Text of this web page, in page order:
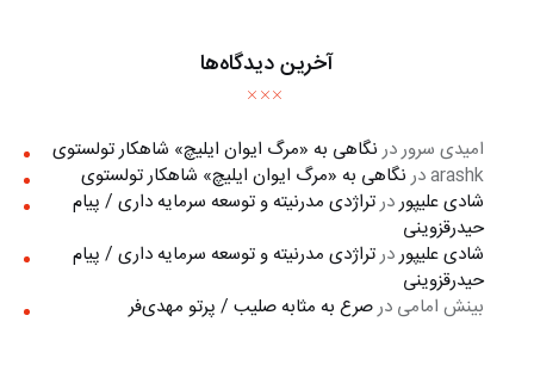
آخرین دیدگاه‌ها
امیدی سروردر نگاهی به «مرگ ايوان ايليچ» شاهکار تولستوی
arashkدر نگاهی به «مرگ ايوان ايليچ» شاهکار تولستوی
شادی علیپوردرتراژدی مدرنیته و توسعه سرمایه داری / پیام
حیدرقزوینی
شادی علیپوردرتراژدی مدرنیته و توسعه سرمایه داری / پیام
حیدرقزوینی
بینش امامی درصرع به مثابه صلیب / پرتو مهدی‌فر